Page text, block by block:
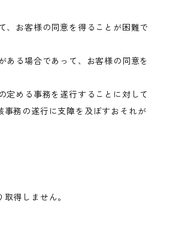
、お客様の同意を得ることが困難で
ある場合であって、お客様の同意を
定める事務を遂行することに対して
務の遂行に支障を及ぼすおそれが
得しません。